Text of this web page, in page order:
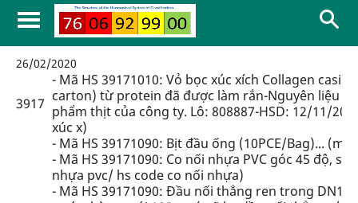
26/02/2020
3917
- Mã HS 39171010: Vỏ bọc xúc xích Collagen
carton) từ protein đã được làm rắn-Nguyên liệu
phẩm thịt của công ty. Lô: 808887-HSD: 12/11/
xúc x)
- Mã HS 39171090: Bịt đầu ống (10PCE/Bag)...
- Mã HS 39171090: Co nối nhựa PVC góc 45 độ,
nhựa pvc/ hs code co nối nhựa)
- Mã HS 39171090: Đầu nối thẳng ren trong